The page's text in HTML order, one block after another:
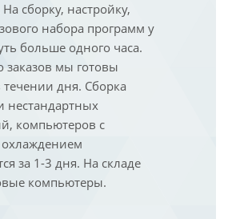
сборку, настройку,
набора программ у
больше одного часа.
заказов мы готовы
дня. Сборка
компьютеров с
за 1-3 дня. На складе
компьютеры.